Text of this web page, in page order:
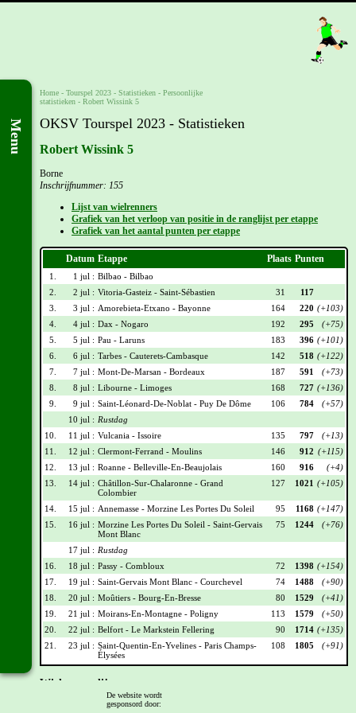
Menu
Home - Tourspel 2023 - Statistieken - Persoonlijke
statistieken - Robert Wissink 5
OKSV Tourspel 2023 - Statistieken
Robert Wissink 5
Borne
Inschrijfnummer: 155
Lijst van wielrenners
Grafiek van het verloop van positie in de ranglijst per etappe
Grafiek van het aantal punten per etappe
Datum Etappe Plaats Punten
1. 1 jul : Bilbao - Bilbao
2.
2 jul : Vitoria-Gasteiz - Saint-Sébastien 31
117
3.
3 jul : Amorebieta-Etxano - Bayonne 164 220 (+103)
4.
4 jul : Dax - Nogaro 192 295
(+75)
5.
5 jul : Pau - Laruns 183 396 (+101)
6.
6 jul : Tarbes - Cauterets-Cambasque 142 518 (+122)
7.
7 jul : Mont-De-Marsan - Bordeaux 187 591
(+73)
8.
8 jul : Libourne - Limoges 168 727 (+136)
9.
9 jul : Saint-Léonard-De-Noblat - Puy De Dôme 106 784
(+57)
10 jul : Rustdag
10.
11 jul : Vulcania - Issoire 135 797
(+13)
11.
12 jul : Clermont-Ferrand - Moulins 146 912 (+115)
12.
13 jul : Roanne - Belleville-En-Beaujolais 160 916
(+4)
13.
14 jul : Châtillon-Sur-Chalaronne - Grand
Colombier
127 1021 (+105)
14. 15 jul : Annemasse - Morzine Les Portes Du Soleil 95 1168 (+147)
15.
16 jul : Morzine Les Portes Du Soleil - Saint-Gervais
Mont Blanc
75 1244 (+76)
17 jul : Rustdag
16.
18 jul : Passy - Combloux 72 1398 (+154)
17.
19 jul : Saint-Gervais Mont Blanc - Courchevel 74 1488
(+90)
18.
20 jul : Moûtiers - Bourg-En-Bresse 80 1529
(+41)
19.
21 jul : Moirans-En-Montagne - Poligny 113 1579
(+50)
20.
22 jul : Belfort - Le Markstein Fellering 90 1714 (+135)
21.
23 jul : Saint-Quentin-En-Yvelines - Paris Champs-
Élysées
108 1805 (+91)
Wielrennerslijst
De website wordt
gesponsord door: